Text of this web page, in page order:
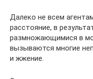
Далеко не всем
расстояние, в
размножающимися в
вызываются многие
и жжение.